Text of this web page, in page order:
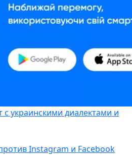
украинскими диалектами и
Instagram и Facebook